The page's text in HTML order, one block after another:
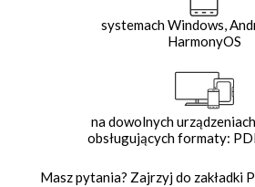
systemach Windows,
HarmonyOS
na dowolnych
obsługujących formaty:
Masz pytania? Zajrzyj do zakładki